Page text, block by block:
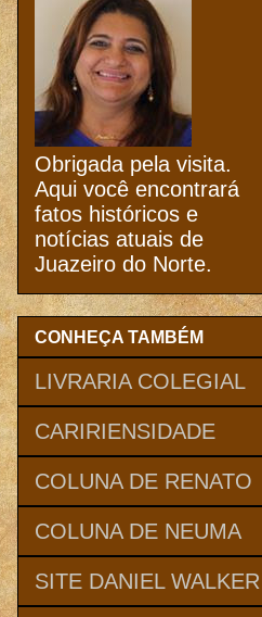
Obrigada pela visita.
Aqui você encontrará
fatos históricos e
notícias atuais de
Juazeiro do Norte.
CONHEÇA TAMBÉM
LIVRARIA COLEGIAL
CARIRIENSIDADE
COLUNA DE RENATO
COLUNA DE NEUMA
SITE DANIEL WALKER